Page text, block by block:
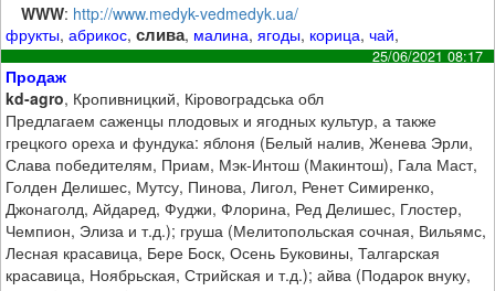
WWW: http://www.medyk-vedmedyk.ua/
фрукты,абрикос,слива, малина,ягоды, корица,чай,
25/06/2021 08:17
Продаж
kd-agro, Кропивницкий, Кіровоградська обл
Предлагаем саженцы плодовых и ягодных культур, а также
грецкого ореха и фундука: яблоня (Белый налив, Женева Эрли,
Слава победителям, Приам, Мэк-Интош (Макинтош), Гала Маст,
Голден Делишес, Мутсу, Пинова, Лигол, Ренет Симиренко,
Джонаголд, Айдаред, Фуджи, Флорина, Ред Делишес, Глостер,
Чемпион, Элиза и т.д.); груша (Мелитопольская сочная, Вильямс,
Лесная красавица, Бере Боск, Осень Буковины, Талгарская
красавица, Ноябрьская, Стрийская и т.д.); айва (Подарок внуку,